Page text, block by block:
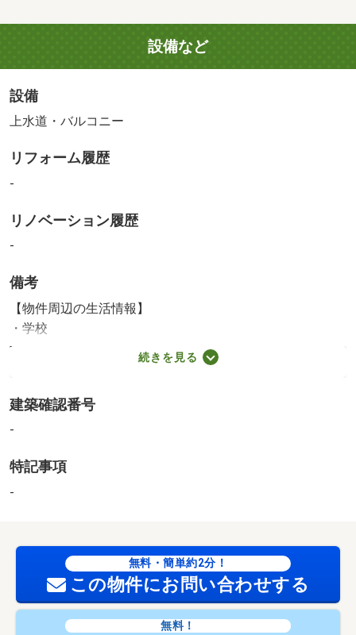
設備など
設備
上水道・バルコニー
リフォーム履歴
-
リノベーション履歴
-
備考
【物件周辺の生活情報】
・学校
紫原小学校（1,200m）、紫原中学校（240m）
ファミリーマート紫原中学校前店まで約１５０ｍ交通便利
な立地です 【間取り備考】２Ｋ×８部屋 【駐車場備
敷地面積：194.82m
続きを見る
建築確認番号
-
特記事項
-
無料・簡単約2分！
この物件にお問い合わせする
無料！